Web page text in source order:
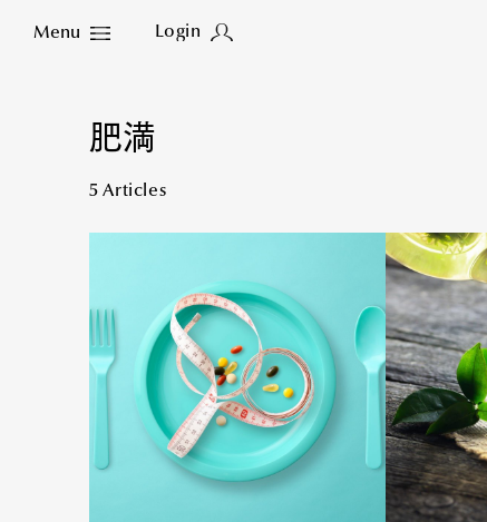
Menu Login
Close
肥満
5 Articles